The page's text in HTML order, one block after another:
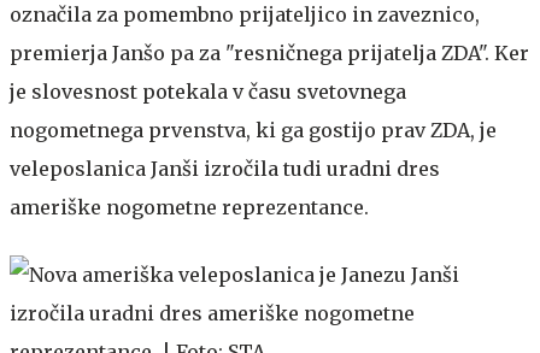
označila za pomembno prijateljico in zaveznico,
premierja Janšo pa za "resničnega prijatelja ZDA". Ker
je slovesnost potekala v času svetovnega
nogometnega prvenstva, ki ga gostijo prav ZDA, je
veleposlanica Janši izročila tudi uradni dres
ameriške nogometne reprezentance.